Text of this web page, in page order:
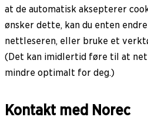
at de automatisk aksepterer
ønsker dette, kan du enten
nettleseren, eller bruke et
(Det kan imidlertid føre til at
mindre optimalt for deg.)
Kontakt med Norec